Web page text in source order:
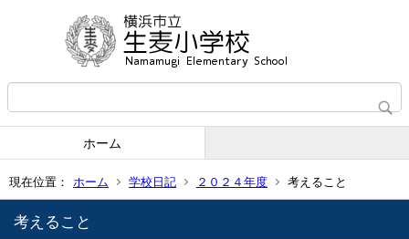
ホーム
現在位置： ホーム 学校日記 ２０２４年度 考えること
考えること